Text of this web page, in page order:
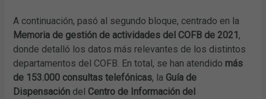
A continuación, pasó al segundo bloque, centrado en la
Memoria de gestión de actividades del COFB de 2021 ,
donde detalló los datos más relevantes de los distintos
departamentos del COFB. En total, se han atendido más
de 153.000 consultas telefónicas, la Guía de
Dispensación del Centro de Información del